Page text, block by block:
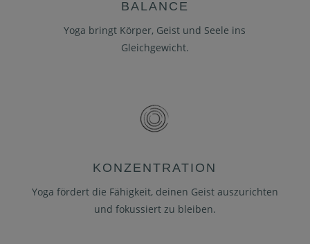
BALANCE
Yoga bringt Körper, Geist und Seele ins
Gleichgewicht.
KONZENTRATION
Yoga fördert die Fähigkeit, deinen Geist auszurichten
und fokussiert zu bleiben.